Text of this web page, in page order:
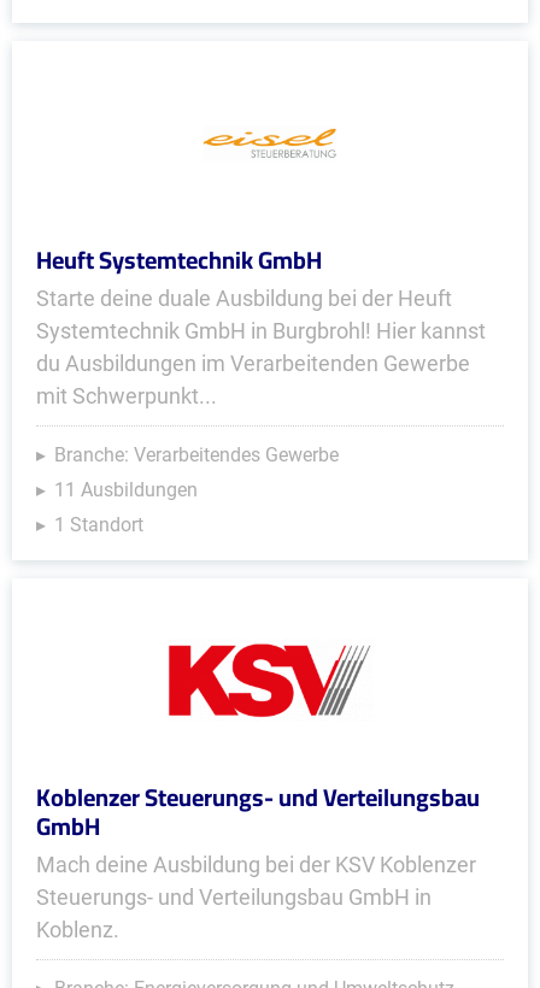
Heuft Systemtechnik GmbH
Starte deine duale Ausbildung bei der Heuft
Systemtechnik GmbH in Burgbrohl! Hier kannst
du Ausbildungen im Verarbeitenden Gewerbe
mit Schwerpunkt...
Branche: Verarbeitendes Gewerbe
11 Ausbildungen
1 Standort
Koblenzer Steuerungs- und Verteilungsbau
GmbH
Mach deine Ausbildung bei der KSV Koblenzer
Steuerungs- und Verteilungsbau GmbH in
Koblenz.